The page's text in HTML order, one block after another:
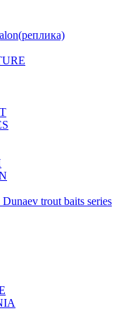
trout baits series